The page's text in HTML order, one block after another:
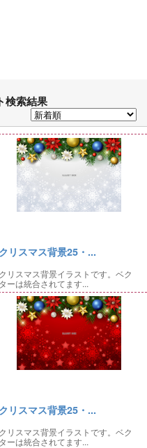
検索結果
クリスマス背景25・...
クリスマス背景イラストです。ベク
ターは統合されてます...
クリスマス背景25・...
クリスマス背景イラストです。ベク
ターは統合されてます...